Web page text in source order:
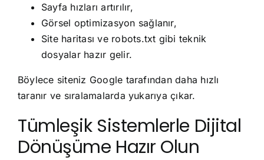
Sayfa hızları artırılır,
Görsel optimizasyon sağlanır,
Site haritası ve robots.txt gibi teknik
dosyalar hazır gelir.
Böylece siteniz Google tarafından daha hızlı
taranır ve sıralamalarda yukarıya çıkar.
Tümleşik Sistemlerle Dijital
Dönüşüme Hazır Olun